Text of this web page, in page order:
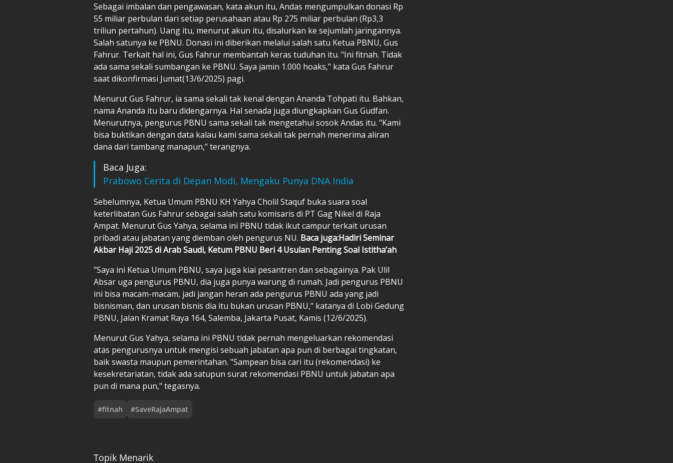
Sebagai imbalan dan pengawasan, kata akun itu, Andas mengumpulkan donasi Rp
55 miliar perbulan dari setiap perusahaan atau Rp 275 miliar perbulan (Rp3,3
triliun pertahun). Uang itu, menurut akun itu, disalurkan ke sejumlah jaringannya.
Salah satunya ke PBNU. Donasi ini diberikan melalui salah satu Ketua PBNU, Gus
Fahrur. Terkait hal ini, Gus Fahrur membantah keras tuduhan itu. "Ini fitnah. Tidak
ada sama sekali sumbangan ke PBNU. Saya jamin 1.000 hoaks," kata Gus Fahrur
saat dikonfirmasi Jumat(13/6/2025) pagi.
Menurut Gus Fahrur, ia sama sekali tak kenal dengan Ananda Tohpati itu. Bahkan,
nama Ananda itu baru didengarnya. Hal senada juga diungkapkan Gus Gudfan.
Menurutnya, pengurus PBNU sama sekali tak mengetahui sosok Andas itu. "Kami
bisa buktikan dengan data kalau kami sama sekali tak pernah menerima aliran
dana dari tambang manapun,” terangnya.
Baca Juga:
Prabowo Cerita di Depan Modi, Mengaku Punya DNA India
Sebelumnya, Ketua Umum PBNU KH Yahya Cholil Staquf buka suara soal
keterlibatan Gus Fahrur sebagai salah satu komisaris di PT Gag Nikel di Raja
Ampat. Menurut Gus Yahya, selama ini PBNU tidak ikut campur terkait urusan
pribadi atau jabatan yang diemban oleh pengurus NU. Baca juga:Hadiri Seminar
Akbar Haji 2025 di Arab Saudi, Ketum PBNU Beri 4 Usulan Penting Soal Istitha’ah
"Saya ini Ketua Umum PBNU, saya juga kiai pesantren dan sebagainya. Pak Ulil
Absar uga pengurus PBNU, dia juga punya warung di rumah. Jadi pengurus PBNU
ini bisa macam-macam, jadi jangan heran ada pengurus PBNU ada yang jadi
bisnisman, dan urusan bisnis dia itu bukan urusan PBNU," katanya di Lobi Gedung
PBNU, Jalan Kramat Raya 164, Salemba, Jakarta Pusat, Kamis (12/6/2025).
Menurut Gus Yahya, selama ini PBNU tidak pernah mengeluarkan rekomendasi
atas pengurusnya untuk mengisi sebuah jabatan apa pun di berbagai tingkatan,
baik swasta maupun pemerintahan. "Sampean bisa cari itu (rekomendasi) ke
kesekretariatan, tidak ada satupun surat rekomendasi PBNU untuk jabatan apa
pun di mana pun," tegasnya.
#fitnah #SaveRajaAmpat
Topik Menarik